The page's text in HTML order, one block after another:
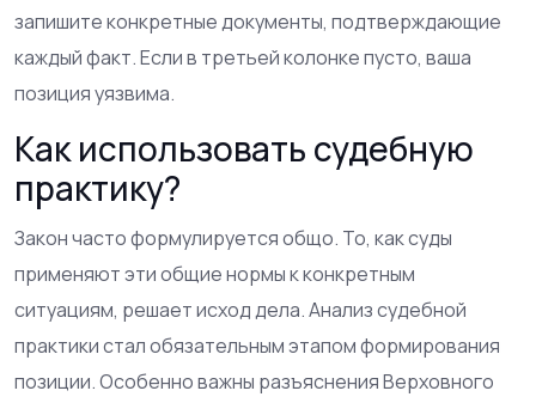
запишите конкретные документы, подтверждающие
каждый факт. Если в третьей колонке пусто, ваша
позиция уязвима.
Как использовать судебную
практику?
Закон часто формулируется общо. То, как суды
применяют эти общие нормы к конкретным
ситуациям, решает исход дела. Анализ судебной
практики стал обязательным этапом формирования
позиции. Особенно важны разъяснения Верховного